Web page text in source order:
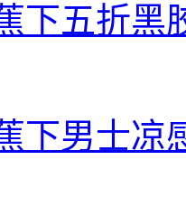
下五折黑
下男士